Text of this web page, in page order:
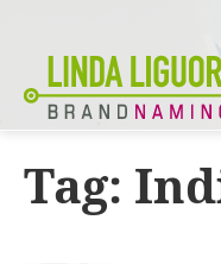
Tag: